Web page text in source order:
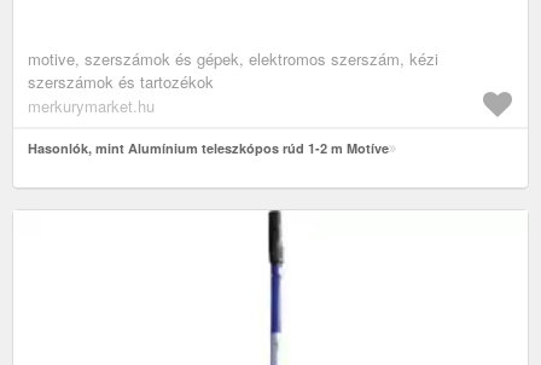
motive, szerszámok és gépek, elektromos szerszám, kézi
szerszámok és tartozékok
merkurymarket.hu
Hasonlók, mint Alumínium teleszkópos rúd 1-2 m Motíve